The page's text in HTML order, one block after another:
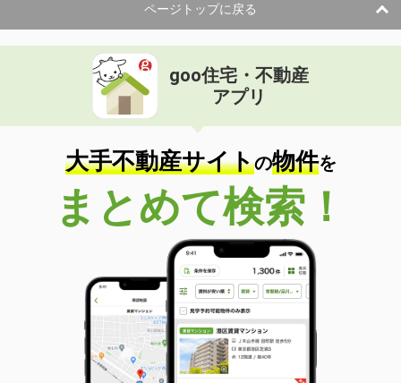
ページトップに戻る
goo住宅・不動産
アプリ
大手不動産サイトの物件を
まとめて検索！